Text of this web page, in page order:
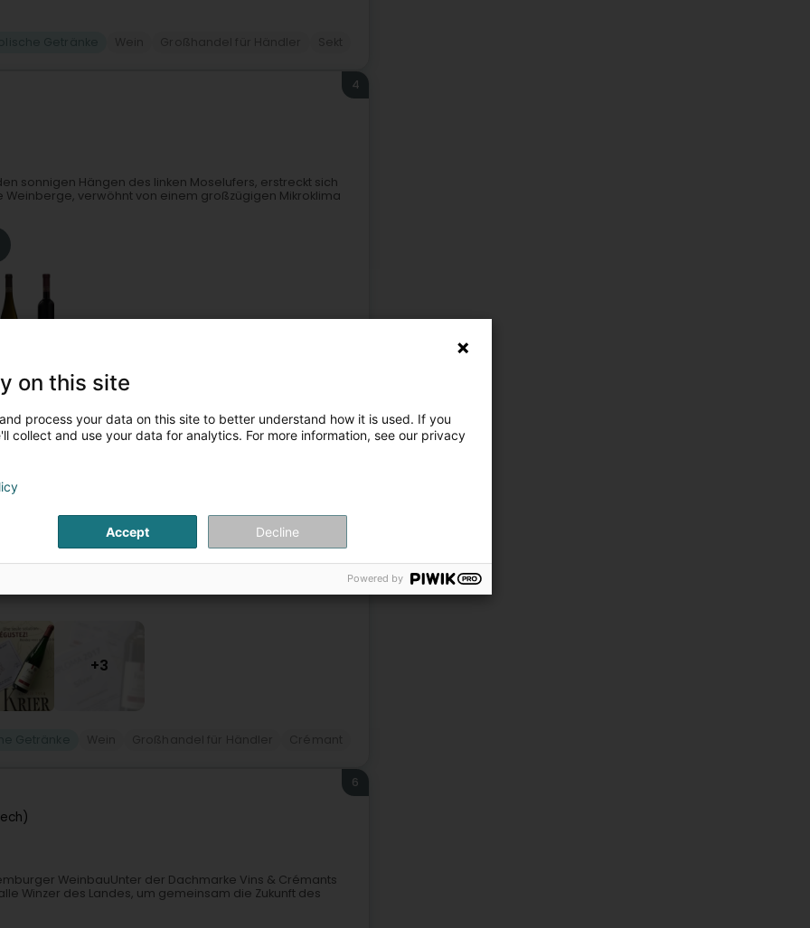
4
sonnigen Hängen des linken Moselufers, erstreckt sich
verwöhnt von einem großzügigen Mikroklima
Weine, Spirituosen und Aperitifs - Einzelhandel
5
seit vier Generationen im luxemburgischen Moseltal,
angebauten Rebsorten sowie Schaumweine,
+3
6
WeinbauUnter der Dachmarke Vins & Crémants
Winzer des Landes, um gemeinsam die Zukunft des
on this site
process your data on this site to better understand how it is used. If you
collect and use your data for analytics. For more information, see our privacy
Accept Decline
Powered by